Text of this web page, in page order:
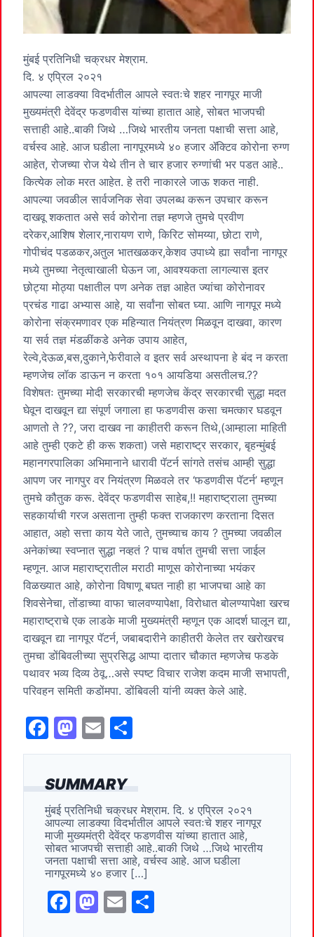
SUMMARY
मुंबई प्रतिनिधी चक्रधर मेश्राम. दि. ४ एप्रिल २०२१
आपल्या लाडक्या विदर्भातील आपले स्वतःचे शहर नागपूर
माजी मुख्यमंत्री देवेंद्र फडणवीस यांच्या हातात आहे,
सोबत भाजपची सत्ताही आहे..बाकी जिथे …जिथे भारतीय
जनता पक्षाची सत्ता आहे, वर्चस्व आहे. आज घडीला
नागपूरमध्ये ४० हजार […]
F
M E
मुंबई प्रतिनिधी चक्रधर मेश्राम.
दि. ४ एप्रिल २०२१
आपल्या लाडक्या विदर्भातील आपले स्वतःचे शहर नागपूर माजी
मुख्यमंत्री देवेंद्र फडणवीस यांच्या हातात आहे, सोबत भाजपची
सत्ताही आहे..बाकी जिथे …जिथे भारतीय जनता पक्षाची सत्ता आहे,
वर्चस्व आहे. आज घडीला नागपूरमध्ये ४० हजार ॲक्टिव कोरोना रुग्ण
आहेत, रोजच्या रोज येथे तीन ते चार हजार रुग्णांची भर पडत आहे..
कित्येक लोक मरत आहेत. हे तरी नाकारले जाऊ शकत नाही.
आपल्या जवळील सार्वजनिक सेवा उपलब्ध करून उपचार करून
दाखवू शकतात असे सर्व कोरोना तज्ञ म्हणजे तुमचे प्रवीण
दरेकर,आशिष शेलार,नारायण राणे, किरिट सोमय्या, छोटा राणे,
गोपीचंद पडळकर,अतुल भातखळकर,केशव उपाध्ये ह्या सर्वांना नागपूर
मध्ये तुमच्या नेतृत्वाखाली घेऊन जा, आवश्यकता लागल्यास इतर
छोट्या मोठ्या पक्षातील पण अनेक तज्ञ आहेत ज्यांचा कोरोनावर
प्रचंड गाढा अभ्यास आहे, या सर्वांना सोबत घ्या. आणि नागपूर मध्ये
कोरोना संक्रमणावर एक महिन्यात नियंत्रण मिळवून दाखवा, कारण
या सर्व तज्ञ मंडळींकडे अनेक उपाय आहेत,
रेल्वे,देऊळ,बस,दुकाने,फेरीवाले व इतर सर्व अस्थापना हे बंद न करता
म्हणजेच लॉक डाऊन न करता १०१ आयडिया असतीलच.??
विशेषतः तुमच्या मोदी सरकारची म्हणजेच केंद्र सरकारची सुद्धा मदत
घेवून दाखवून द्या संपूर्ण जगाला हा फडणवीस कसा चमत्कार घडवून
आणतो ते ??, जरा दाखव ना काहीतरी करून तिथे,(आम्हाला माहिती
आहे तुम्ही एकटे ही करू शकता) जसे महाराष्ट्र सरकार, बृहन्मुंबई
महानगरपालिका अभिमानाने धारावी पॅटर्न सांगते तसंच आम्ही सुद्धा
आपण जर नागपुर वर नियंत्रण मिळवले तर ‘फडणवीस पॅटर्न’ म्हणून
तुमचे कौतुक करू. देवेंद्र फडणवीस साहेब,!! महाराष्ट्राला तुमच्या
सहकार्याची गरज असताना तुम्ही फक्त राजकारण करताना दिसत
आहात, अहो सत्ता काय येते जाते, तुमच्याच काय ? तुमच्या जवळील
अनेकांच्या स्वप्नात सुद्धा नव्हतं ? पाच वर्षात तुमची सत्ता जाईल
म्हणून. आज महाराष्ट्रातील मराठी माणूस कोरोनाच्या भयंकर
विळख्यात आहे, कोरोना विषाणू बघत नाही हा भाजपचा आहे का
शिवसेनेचा, तोंडाच्या वाफा चालवण्यापेक्षा, विरोधात बोलण्यापेक्षा खरच
महाराष्ट्राचे एक लाडके माजी मुख्यमंत्री म्हणून एक आदर्श घालून द्या,
दाखवून द्या नागपूर पॅटर्न, जबाबदारीने काहीतरी केलेत तर खरोखरच
तुमचा डोंबिवलीच्या सुप्रसिद्ध आप्पा दातार चौकात म्हणजेच फडके
पथावर भव्य दिव्य ठेवू…असे स्पष्ट विचार राजेश कदम माजी सभापती,
परिवहन समिती कडोंमपा. डोंबिवली यांनी व्यक्त केले आहे.
F
a
c
e
b
o
o
k
M
a
st
o
d
o
n
E
m
ai
l
h